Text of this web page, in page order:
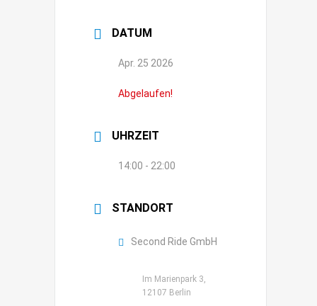
DATUM
Apr. 25 2026
Abgelaufen!
UHRZEIT
14:00 - 22:00
STANDORT
Second Ride GmbH
Im Marienpark 3,
12107 Berlin